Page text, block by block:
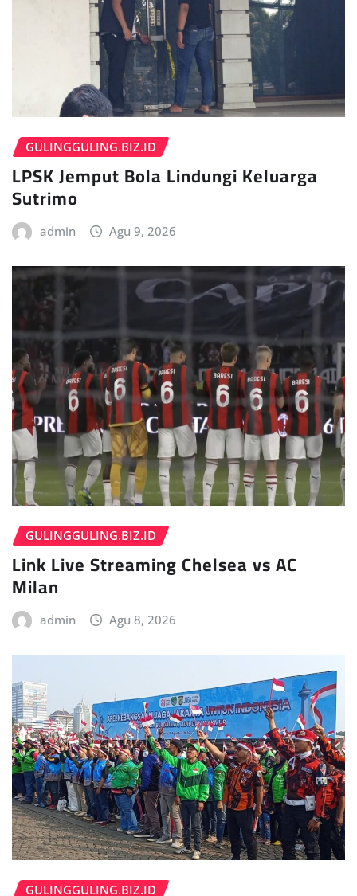
GULINGGULING.BIZ.ID
LPSK Jemput Bola Lindungi Keluarga
Sutrimo
admin Agu 9, 2026
GULINGGULING.BIZ.ID
Link Live Streaming Chelsea vs AC
Milan
admin Agu 8, 2026
GULINGGULING.BIZ.ID